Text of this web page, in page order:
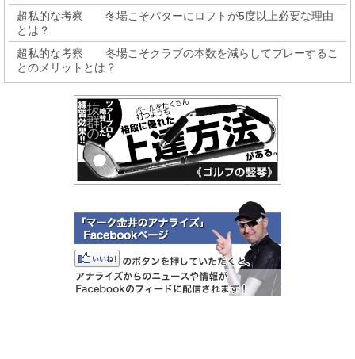
超私的な考察 冬場こそパターにロフトが5度以上必要な理由
とは？
超私的な考察 冬場こそクラブの本数を減らしてプレーするこ
とのメリットとは？